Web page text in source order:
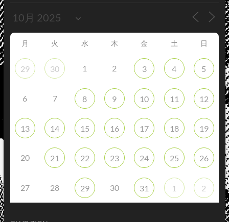
月 火 水 木 金 土 日
29 30 1 2 3 4 5
6 7 8 9 10 11 12
13 14 15 16 17 18 19
20 21 22 23 24 25 26
27 28 29 30 31 1 2